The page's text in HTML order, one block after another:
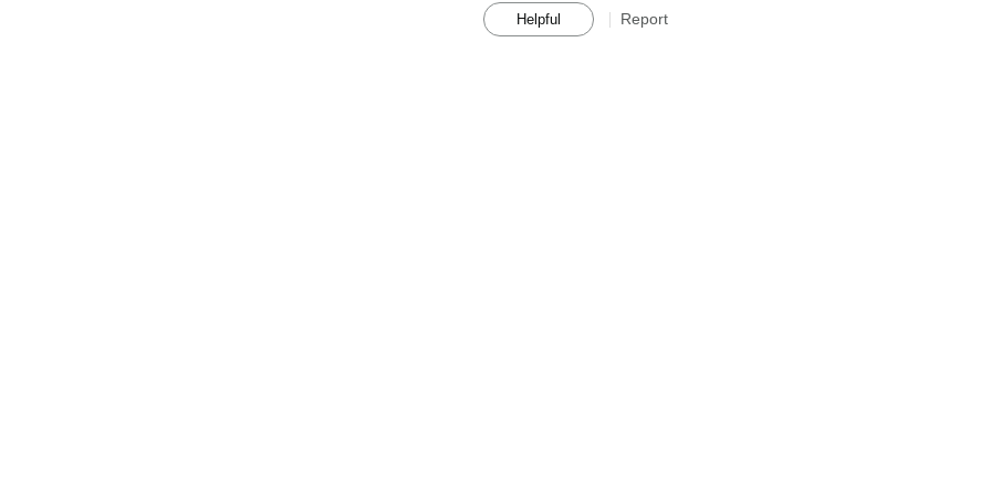
Helpful Report